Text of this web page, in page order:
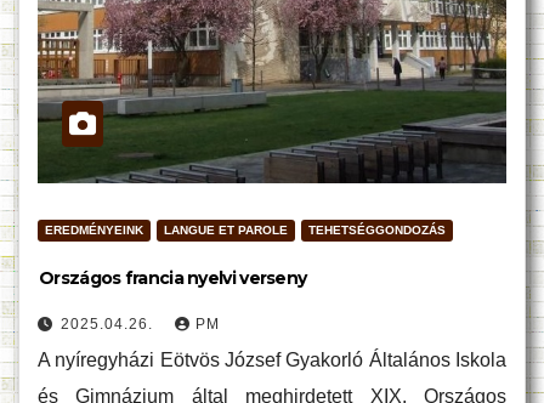
EREDMÉNYEINK LANGUE ET PAROLE TEHETSÉGGONDOZÁS
Országos francia nyelvi verseny
2025.04.26. PM
A nyíregyházi Eötvös József Gyakorló Általános Iskola
és Gimnázium által meghirdetett XIX. Országos